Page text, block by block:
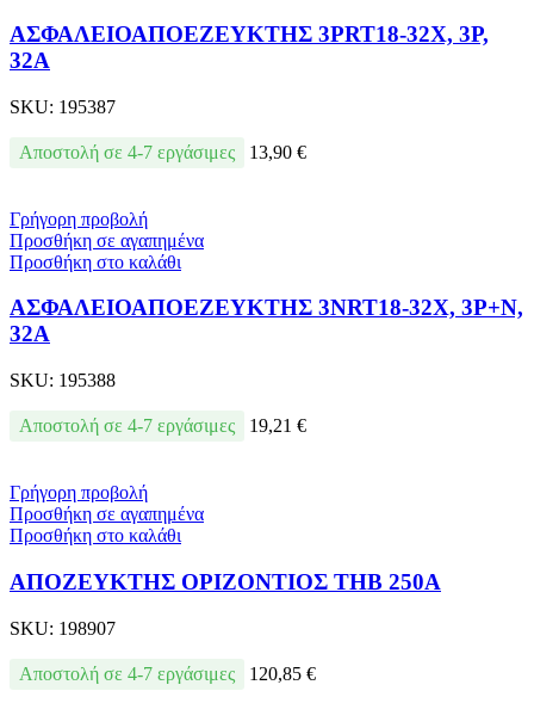
ΑΣΦΑΛΕΙΟΑΠΟΕΖΕΥΚΤΗΣ 3PRT18-32X, 3P,
32A
SKU: 195387
Αποστολή σε 4-7 εργάσιμες 13,90 €
Γρήγορη προβολή
Προσθήκη σε αγαπημένα
Προσθήκη στο καλάθι
ΑΣΦΑΛΕΙΟΑΠΟΕΖΕΥΚΤΗΣ 3NRT18-32X, 3P+N,
32A
SKU: 195388
Αποστολή σε 4-7 εργάσιμες 19,21 €
Γρήγορη προβολή
Προσθήκη σε αγαπημένα
Προσθήκη στο καλάθι
ΑΠΟΖΕΥΚΤΗΣ ΟΡΙΖΟΝΤΙΟΣ THB 250A
SKU: 198907
Αποστολή σε 4-7 εργάσιμες 120,85 €